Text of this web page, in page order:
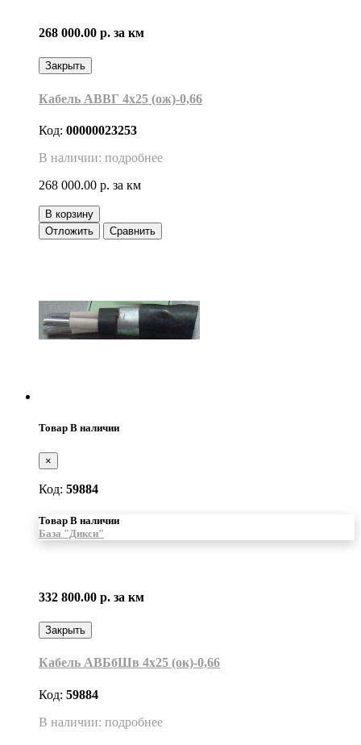
268 000.00 р. за км
Закрыть
Кабель АВВГ 4х25 (ож)-0,66
Код: 00000023253
В наличии: подробнее
268 000.00 р. за км
В корзину
Отложить
Сравнить
Товар В наличии
×
Код: 59884
Товар В наличии
База "Дикси"
332 800.00 р. за км
Закрыть
Кабель АВБбШв 4х25 (ок)-0,66
Код: 59884
В наличии: подробнее